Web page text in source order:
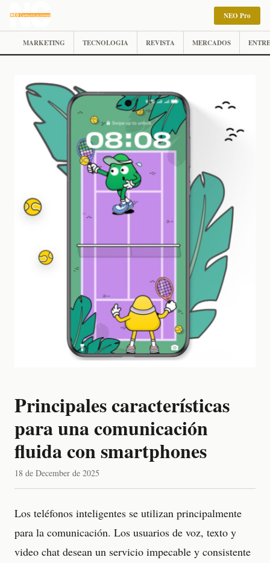
NEO Pro
MARKETING TECNOLOGIA REVISTA MERCADOS
Principales características
para una comunicación
fluida con smartphones
18 de December de 2025
Los teléfonos inteligentes se utilizan principalmente
para la comunicación. Los usuarios de voz, texto y
video chat desean un servicio impecable y consistente